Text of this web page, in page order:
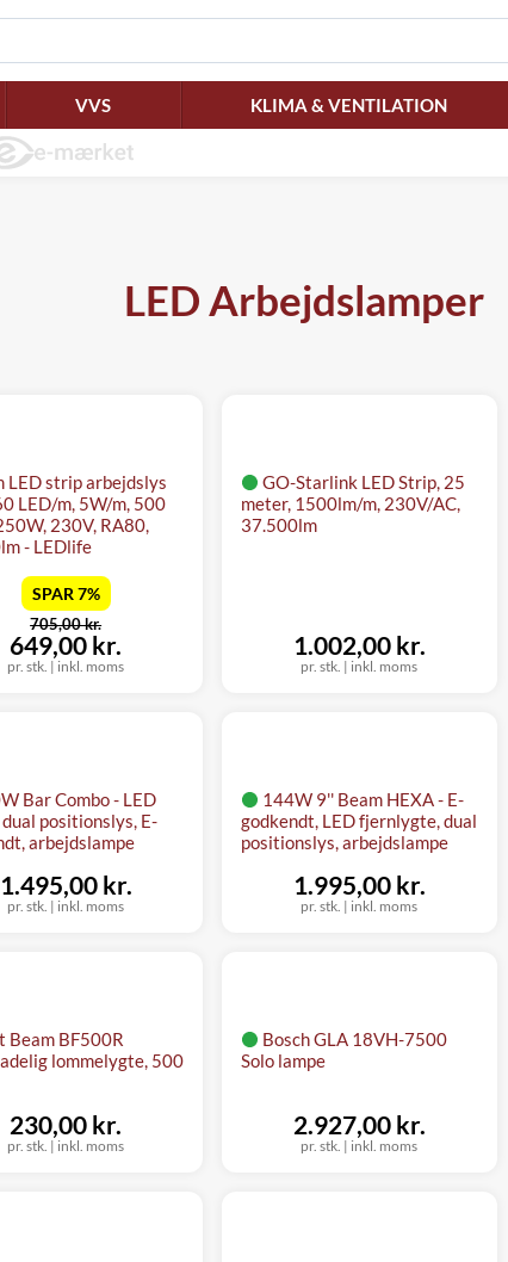
VVS KLIMA & VENTILATION
LED Arbejdslamper
LED strip arbejdslys
LED/m, 5W/m, 500
230V, RA80,
- LEDlife
pr. stk. | inkl. moms
før
705,00 kr.
nu
649,00 kr.
SPAR 7%
GO-Starlink LED Strip, 25
meter, 1500lm/m, 230V/AC,
37.500lm
pr. stk. | inkl. moms
1.002,00 kr.
Bar Combo - LED
positionslys, E-
arbejdslampe
pr. stk. | inkl. moms
1.495,00 kr.
144W 9'' Beam HEXA - E-
godkendt, LED fjernlygte, dual
positionslys, arbejdslampe
pr. stk. | inkl. moms
1.995,00 kr.
Beam BF500R
lommelygte, 500
pr. stk. | inkl. moms
230,00 kr.
Bosch GLA 18VH-7500
Solo lampe
pr. stk. | inkl. moms
2.927,00 kr.